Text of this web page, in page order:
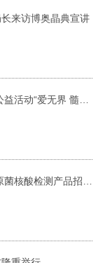
来访博奥晶典宣讲